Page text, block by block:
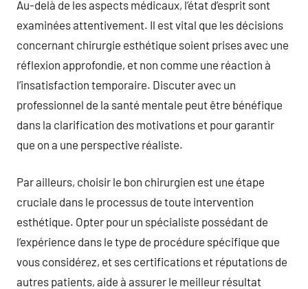
Au-delà de les aspects médicaux, l’état d’esprit sont
examinées attentivement. Il est vital que les décisions
concernant chirurgie esthétique soient prises avec une
réflexion approfondie, et non comme une réaction à
l’insatisfaction temporaire. Discuter avec un
professionnel de la santé mentale peut être bénéfique
dans la clarification des motivations et pour garantir
que on a une perspective réaliste.
Par ailleurs, choisir le bon chirurgien est une étape
cruciale dans le processus de toute intervention
esthétique. Opter pour un spécialiste possédant de
l’expérience dans le type de procédure spécifique que
vous considérez, et ses certifications et réputations de
autres patients, aide à assurer le meilleur résultat